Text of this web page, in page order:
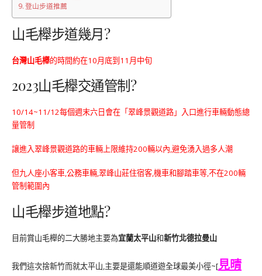
登山步道推薦
山毛櫸步道幾月?
台灣山毛櫸的時間約在10月底到11月中旬
2023山毛櫸交通管制?
10/14~11/12每個週末六日會在「翠峰景觀道路」入口進行車輛動態總
量管制
讓進入翠峰景觀道路的車輛上限維持200輛以內,避免湧入過多人潮
但九人座小客車,公務車輛,翠峰山莊住宿客,機車和腳踏車等,不在200輛
管制範圍內
山毛櫸步道地點?
目前賞山毛櫸的二大勝地主要為宜蘭太平山和新竹北德拉曼山
我們這次捨新竹而就太平山,主要是還能順道遊全球最美小徑~[見晴